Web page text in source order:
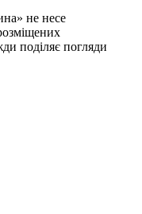
не несе
поділяє погляди